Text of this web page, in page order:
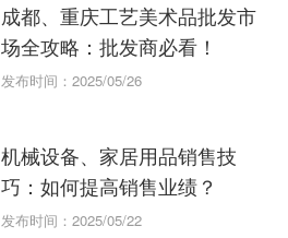
成都、重庆工艺美术品批发市
场全攻略：批发商必看！
发布时间：2025/05/26
机械设备、家居用品销售技
巧：如何提高销售业绩？
发布时间：2025/05/22